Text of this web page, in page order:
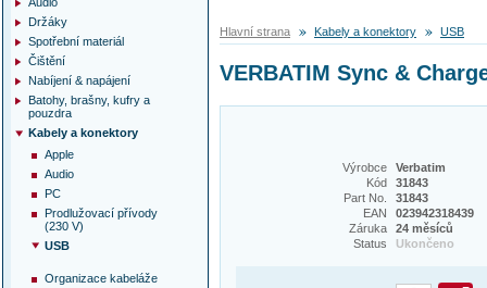
Hlavní strana Kabely a konektory USB
VERBATIM Sync &
Výrobce
Verbatim
Kód
31843
Part No.
31843
EAN
023942318439
Záruka
24 měsíců
Status
Ukončeno
Držáky
Spotřební materiál
Čištění
Nabíjení & napájení
Batohy, brašny, kufry a
pouzdra
Kabely a konektory
Apple
Audio
PC
Prodlužovací přívody
(230 V)
USB
Organizace kabeláže